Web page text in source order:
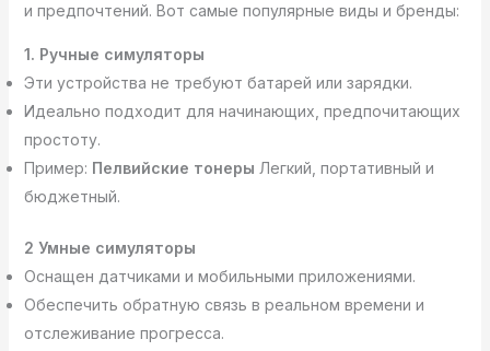
и предпочтений. Вот самые популярные виды и бренды:
1. Ручные симуляторы
Эти устройства не требуют батарей или зарядки.
Идеально подходит для начинающих, предпочитающих
простоту.
Пример: Пелвийские тонеры Легкий, портативный и
бюджетный.
2 Умные симуляторы
Оснащен датчиками и мобильными приложениями.
Обеспечить обратную связь в реальном времени и
отслеживание прогресса.